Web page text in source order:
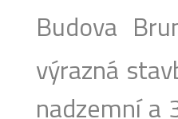
Budova
výrazná
nadzemní a